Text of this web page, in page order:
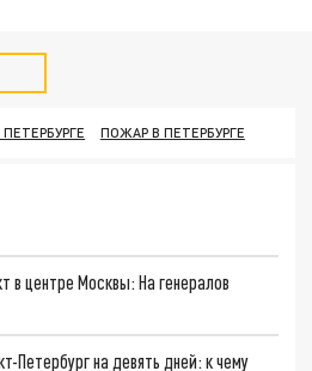
ПОЖАР В ПЕТЕРБУРГЕ
в центре Москвы: На генералов
Петербург на девять дней: к чему